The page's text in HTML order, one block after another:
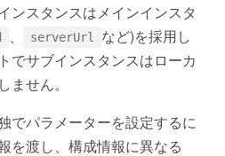
ンスタンスはメインインスタ
、 serverUrl
など)を採用し
でサブインスタンスはローカ
ません。
でパラメーターを設定するに
を渡し、構成情報に異なる